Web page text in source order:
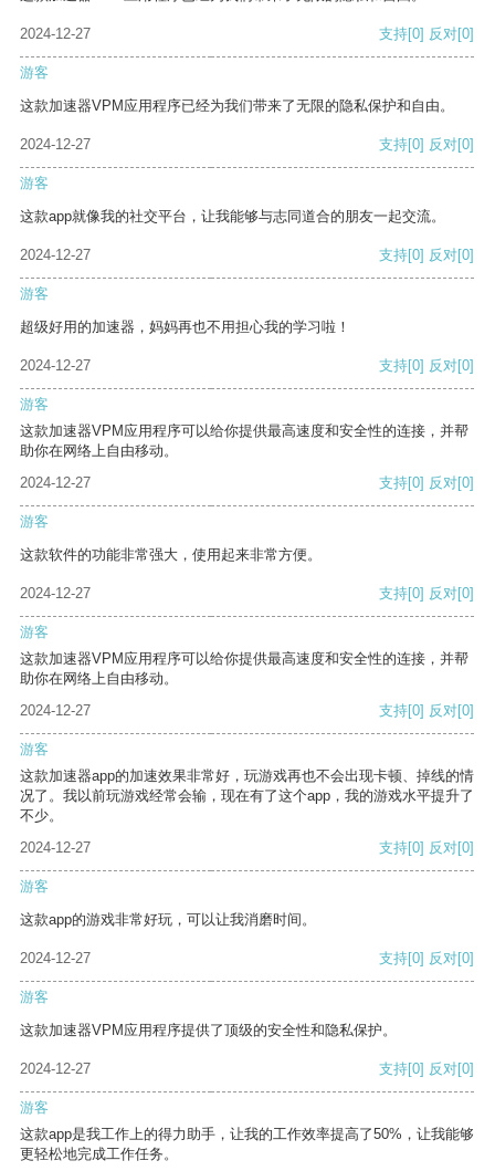
2024-12-27 支持[0] 反对[0]
游客
这款加速器VPM应用程序已经为我们带来了无限的隐私保护和自由。
2024-12-27 支持[0] 反对[0]
游客
这款app就像我的社交平台，让我能够与志同道合的朋友一起交流。
2024-12-27 支持[0] 反对[0]
游客
超级好用的加速器，妈妈再也不用担心我的学习啦！
2024-12-27 支持[0] 反对[0]
游客
这款加速器VPM应用程序可以给你提供最高速度和安全性的连接，并帮
助你在网络上自由移动。
2024-12-27
支持[0] 反对[0]
游客
这款软件的功能非常强大，使用起来非常方便。
2024-12-27 支持[0] 反对[0]
游客
这款加速器VPM应用程序可以给你提供最高速度和安全性的连接，并帮
助你在网络上自由移动。
2024-12-27
支持[0] 反对[0]
游客
这款加速器app的加速效果非常好，玩游戏再也不会出现卡顿、掉线的情
况了。我以前玩游戏经常会输，现在有了这个app，我的游戏水平提升了
不少。
2024-12-27
支持[0] 反对[0]
游客
这款app的游戏非常好玩，可以让我消磨时间。
2024-12-27 支持[0] 反对[0]
游客
这款加速器VPM应用程序提供了顶级的安全性和隐私保护。
2024-12-27 支持[0] 反对[0]
游客
这款app是我工作上的得力助手，让我的工作效率提高了50%，让我能够
更轻松地完成工作任务。